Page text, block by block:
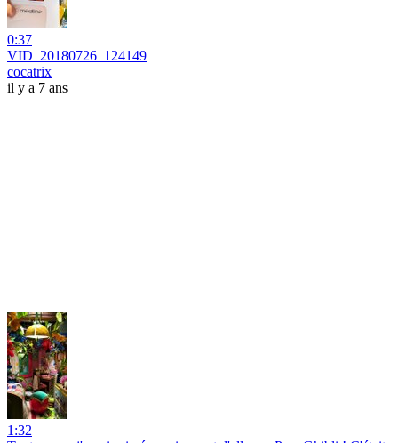
0:37
VID_20180726_124149
cocatrix
il y a 7 ans
1:32